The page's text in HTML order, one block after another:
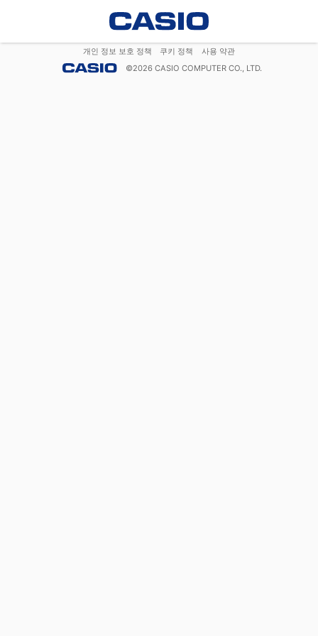
개인 정보 보호 정책 쿠키 정책
사용 약관
©2026 CASIO COMPUTER CO., LTD.